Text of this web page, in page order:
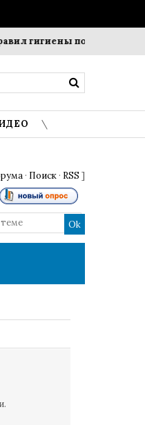
гигиены помогает
· Поиск · RSS ]